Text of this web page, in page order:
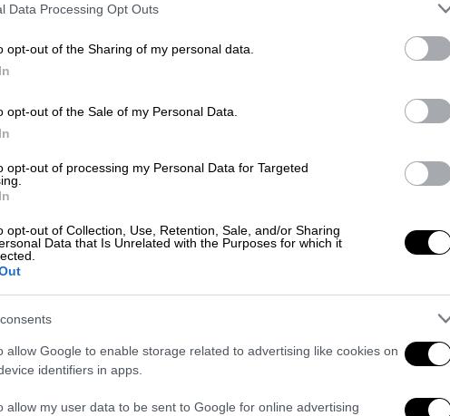
Data Processing Opt Outs
opt-out of the Sharing of my personal data.
opt-out of the Sale of my Personal Data.
opt-out of processing my Personal Data for Targeted
opt-out of Collection, Use, Retention, Sale, and/or Sharing
Data that Is Unrelated with the Purposes for which it
allow Google to enable storage related to advertising like cookies on
identifiers in apps.
allow my user data to be sent to Google for online advertising
το ΕΘΝΟΣ στη Google
αλλά για κάποιους
μια πραγματικά βασανιστική
φαίνεται πως κρύβει περισσότερα
ενδιαφέρον και συζήτηση.
πιο δύσκολες για έναν αγχώδη
ΕΘΝΟΣ θα παρεμβαίνει και τα προσβλητικά σχόλια θα